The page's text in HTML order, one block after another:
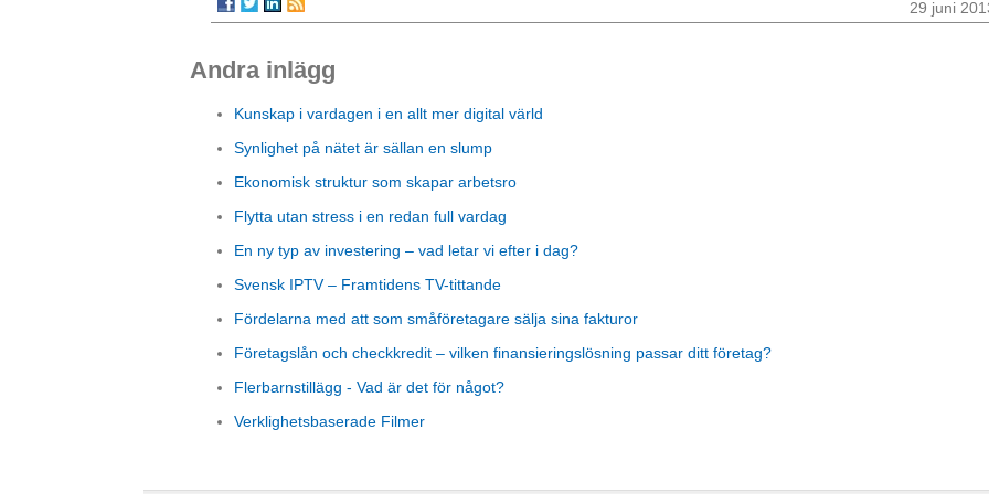
29 juni
Andra inlägg
Kunskap i vardagen i en allt mer digital värld
Synlighet på nätet är sällan en slump
Ekonomisk struktur som skapar arbetsro
Flytta utan stress i en redan full vardag
En ny typ av investering – vad letar vi efter i dag?
Svensk IPTV – Framtidens TV-tittande
Fördelarna med att som småföretagare sälja sina fakturor
Företagslån och checkkredit – vilken finansieringslösning passar ditt företag?
Flerbarnstillägg - Vad är det för något?
Verklighetsbaserade Filmer